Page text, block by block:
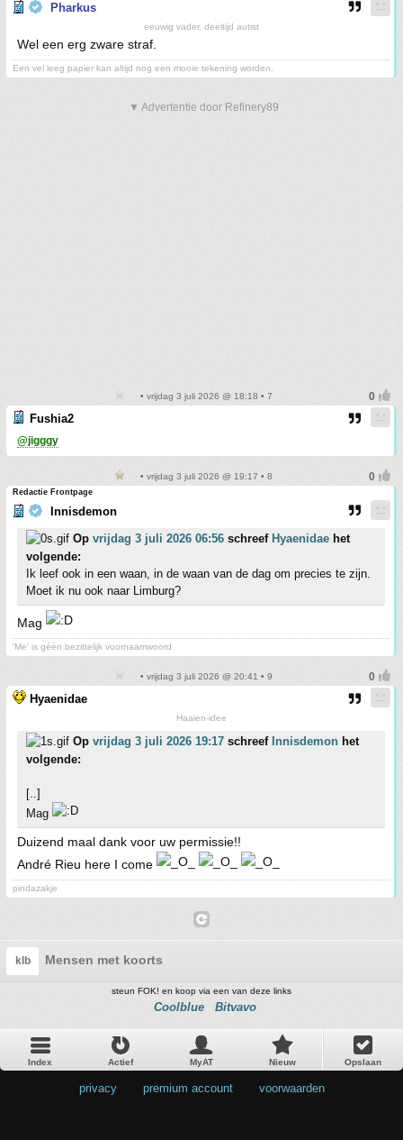
Pharkus
eeuwig vader, deeltijd autist
Wel een erg zware straf.
Een vel leeg papier kan altijd nog een mooie tekening worden.
▼ Advertentie door Refinery89
• vrijdag 3 juli 2026 @ 18:18 • 7
Fushia2
@jigggy
• vrijdag 3 juli 2026 @ 19:17 • 8
Redactie Frontpage
Innisdemon
Op vrijdag 3 juli 2026 06:56 schreef Hyaenidae het
volgende:
Ik leef ook in een waan, in de waan van de dag om precies te zijn.
Moet ik nu ook naar Limburg?
Mag
'Me' is géén bezittelijk voornaamwoord
• vrijdag 3 juli 2026 @ 20:41 • 9
Hyaenidae
Haaien-idee
Op vrijdag 3 juli 2026 19:17 schreef Innisdemon het
volgende:
[..]
Mag
Duizend maal dank voor uw permissie!!
André Rieu here I come
pindazakje
klb Mensen met koorts
steun FOK! en koop via een van deze links
Coolblue Bitvavo
Index Actief MyAT Nieuw Opslaan
privacy premium account voorwaarden